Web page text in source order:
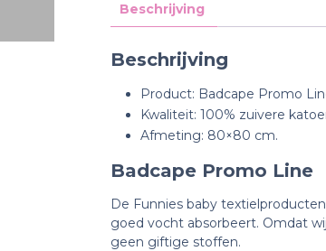
Beschrijving
Beschrijving
Product: Badcape Promo
Kwaliteit: 100% zuivere
Afmeting: 80×80 cm.
Badcape Promo Line
De Funnies baby
goed vocht absorbeert. Omdat
geen giftige stoffen.